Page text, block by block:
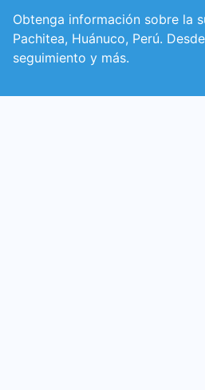
Obtenga información sobre la
Pachitea, Huánuco, Perú.
seguimiento y más.